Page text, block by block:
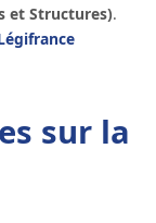
et Structures).
sur la